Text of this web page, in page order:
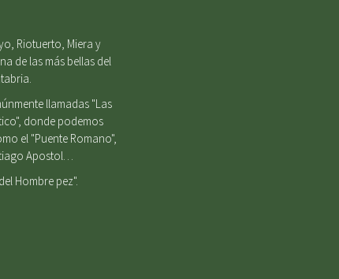
Riotuerto, Miera y
de las más bellas del
llamadas "Las
donde podemos
el "Puente Romano",
Apostol…
Hombre pez".